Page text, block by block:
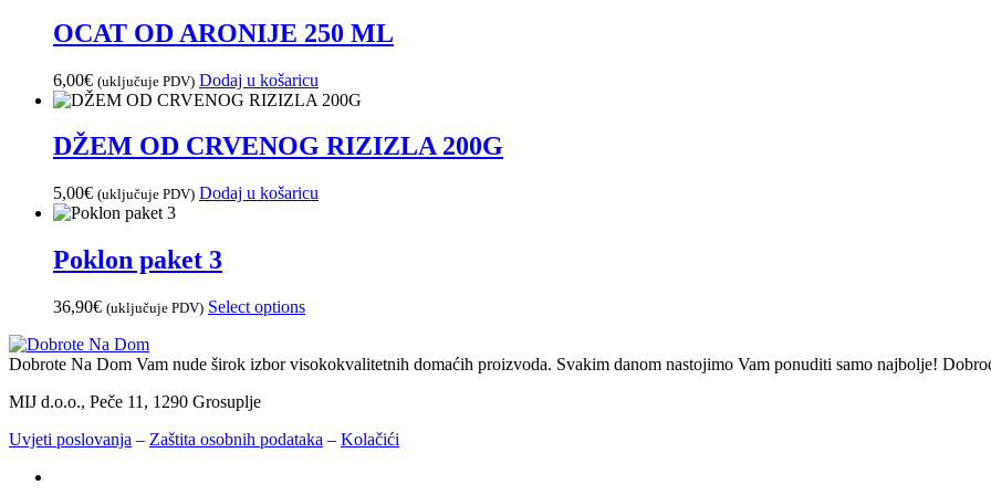
OCAT OD ARONIJE 250 ML
6,00€ (uključuje PDV) Dodaj u košaricu
DŽEM OD CRVENOG RIZIZLA 200G
5,00€ (uključuje PDV) Dodaj u košaricu
Poklon paket 3
36,90€ (uključuje PDV) Select options
Dobrote Na Dom Vam nude širok izbor visokokvalitetnih domaćih proizvoda. Svakim danom nastojimo Vam ponuditi samo najbolje!
MIJ d.o.o., Peče 11, 1290 Grosuplje
Uvjeti poslovanja – Zaštita osobnih podataka – Kolačići